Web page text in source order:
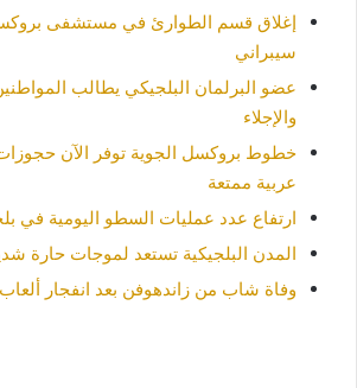
إغلاق قسم الطوارئ في مستشفى
سيبراني
عضو البرلمان البلجيكي يطالب
والإجلاء
خطوط بروكسل الجوية توفر الآن
عربية ممتعة
ارتفاع عدد عمليات السطو اليومية في
المدن البلجيكية تستعد لموجات حارة
وفاة شاب من زاندهوفن بعد انفجار ألعاب